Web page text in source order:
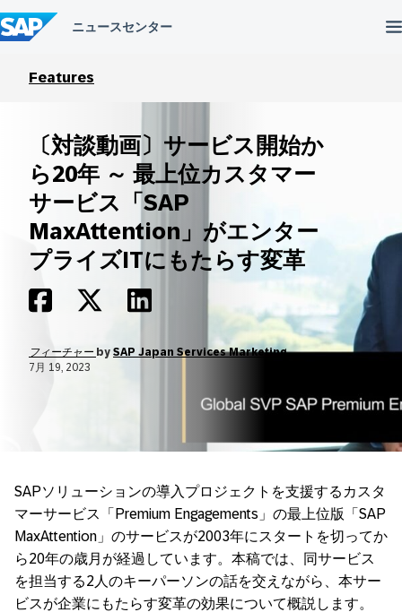
ン
テ
Features
〔対談動画〕サービス開始か
ら20年 ～ 最上位カスタマー
サービス「SAP
MaxAttention」がエンター
プライズITにもたらす変革
フィーチャー by SAP Japan Services Marketing
7月 19, 2023
SAPソリューションの導入プロジェクトを支援するカスタ
マーサービス「Premium Engagements」の最上位版「SAP
MaxAttention」のサービスが2003年にスタートを切ってか
ら20年の歳月が経過しています。本稿では、同サービス
を担当する2人のキーパーソンの話を交えながら、本サー
ビスが企業にもたらす変革の効果について概説します。